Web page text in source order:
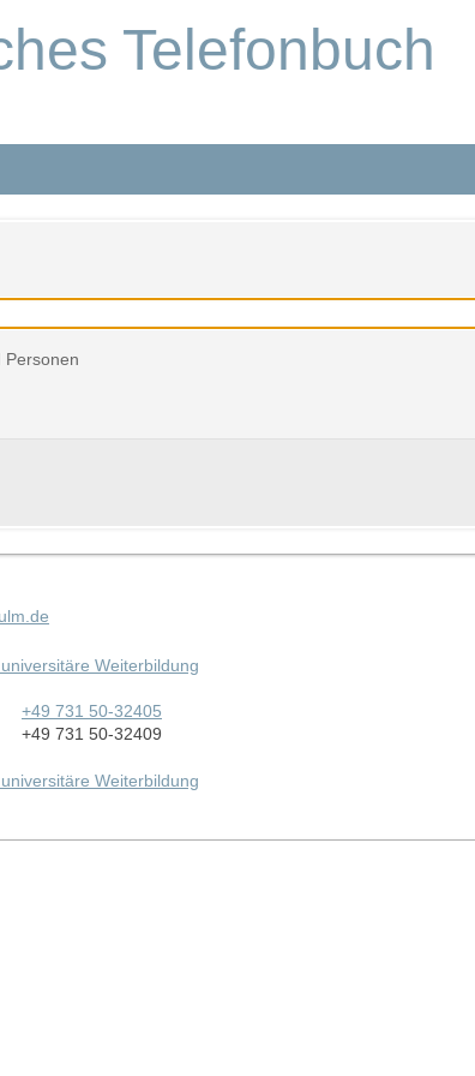
Telefonbuch
Personen
Weiterbildung
+49 731 50-32405
+49 731 50-32409
Weiterbildung